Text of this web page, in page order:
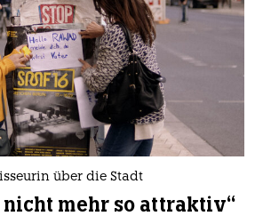
über die Stadt
mehr so attraktiv“